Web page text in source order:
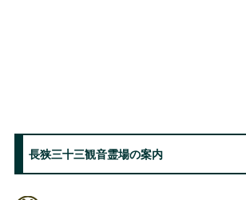
長狭三十三観音霊場の案内